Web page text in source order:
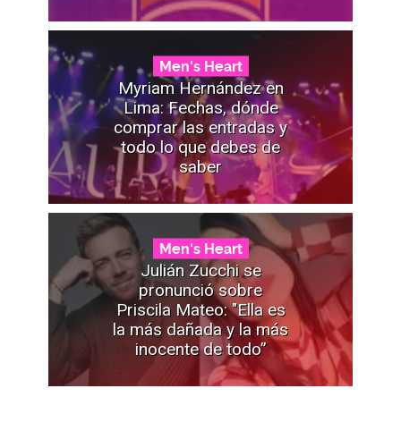
Men's Heart
Myriam Hernández en
Lima: Fechas, dónde
comprar las entradas y
todo lo que debes de
saber
Men's Heart
Julián Zucchi se
pronunció sobre
Priscila Mateo: "Ella es
la más dañada y la más
inocente de todo”